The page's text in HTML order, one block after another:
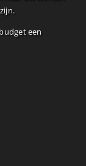
een